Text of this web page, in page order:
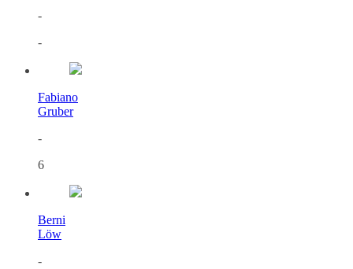
-
-
Fabiano
Gruber
-
6
Berni
Löw
-